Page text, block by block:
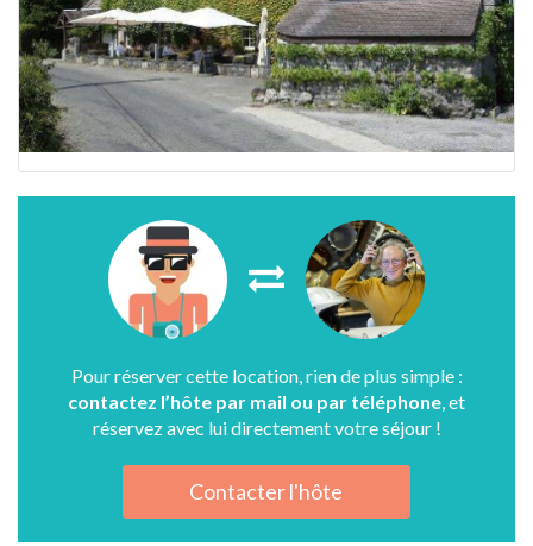
Pour réserver cette location, rien de plus simple :
contactez l’hôte par mail ou par téléphone , et
réservez avec lui directement votre séjour !
Contacter l'hôte